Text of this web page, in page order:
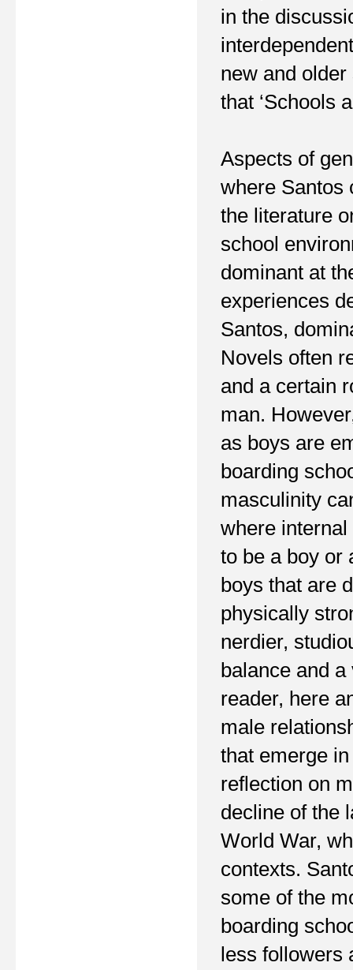
in the
new and
that ‘Schools
Aspects of
where Santos
the literature
school
dominant at
experiences
Santos,
Novels often
and a certain
man.
as boys are
boarding
masculinity
where
to be a boy or
boys that are
physically
nerdier,
balance and
reader, here
male
that emerge
reflection on
decline of the
World War,
contexts.
some of the
boarding
less followers